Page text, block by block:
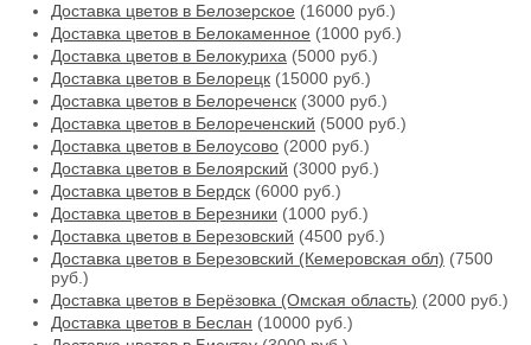
Доставка цветов в Белозерское (16000 руб.)
Доставка цветов в Белокаменное (1000 руб.)
Доставка цветов в Белокуриха (5000 руб.)
Доставка цветов в Белорецк (15000 руб.)
Доставка цветов в Белореченск (3000 руб.)
Доставка цветов в Белореченский (5000 руб.)
Доставка цветов в Белоусово (2000 руб.)
Доставка цветов в Белоярский (3000 руб.)
Доставка цветов в Бердск (6000 руб.)
Доставка цветов в Березники (1000 руб.)
Доставка цветов в Березовский (4500 руб.)
Доставка цветов в Березовский (Кемеровская обл) (7500
руб.)
Доставка цветов в Берёзовка (Омская область) (2000 руб.)
Доставка цветов в Беслан (10000 руб.)